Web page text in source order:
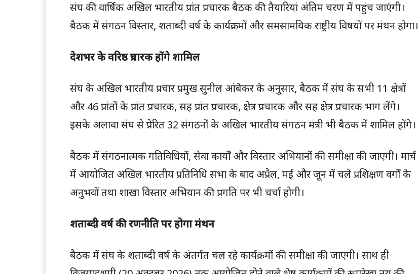
संघ की वार्षिक अखिल भारतीय प्रांत प्रचारक बैठक की तैयारियां अंतिम चरण में पहुंच जाएंगी।
बैठक में संगठन विस्तार, शताब्दी वर्ष के कार्यक्रमों और समसामयिक राष्ट्रीय विषयों पर मंथन होगा।
देशभर के वरिष्ठ प्रचारक होंगे शामिल
संघ के अखिल भारतीय प्रचार प्रमुखसुनील आंबेकरके अनुसार, बैठक में संघ के सभी 11 क्षेत्रों
और 46 प्रांतों के प्रांत प्रचारक, सह प्रांत प्रचारक, क्षेत्र प्रचारक और सह क्षेत्र प्रचारक भाग लेंगे।
इसके अलावा संघ से प्रेरित 32 संगठनों के अखिल भारतीय संगठन मंत्री भी बैठक में शामिल होंगे।
बैठक में संगठनात्मक गतिविधियों, सेवा कार्यों और विस्तार अभियानों की समीक्षा की जाएगी। मार्च
में आयोजित अखिल भारतीय प्रतिनिधि सभा के बाद अप्रैल, मई और जून में चले प्रशिक्षण वर्गों के
अनुभवों तथा शाखा विस्तार अभियान की प्रगति पर भी चर्चा होगी।
शताब्दी वर्ष की रणनीति पर होगा मंथन
बैठक में संघ के शताब्दी वर्ष के अंतर्गत चल रहे कार्यक्रमों की समीक्षा की जाएगी। साथ ही